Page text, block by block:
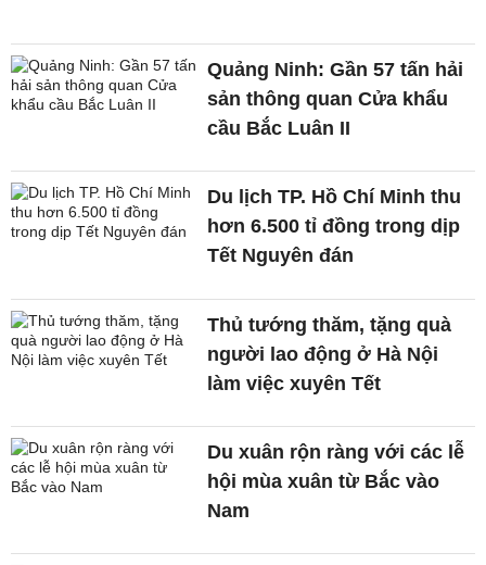
Quảng Ninh: Gần 57 tấn hải
sản thông quan Cửa khẩu
cầu Bắc Luân II
Du lịch TP. Hồ Chí Minh thu
hơn 6.500 tỉ đồng trong dịp
Tết Nguyên đán
Thủ tướng thăm, tặng quà
người lao động ở Hà Nội
làm việc xuyên Tết
Du xuân rộn ràng với các lễ
hội mùa xuân từ Bắc vào
Nam